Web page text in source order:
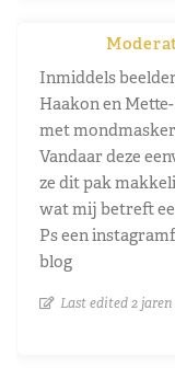
Inmiddels
Haakon en
met
Vandaar deze
ze dit pak
wat mij betreft
Ps een
blog
Last edited 2